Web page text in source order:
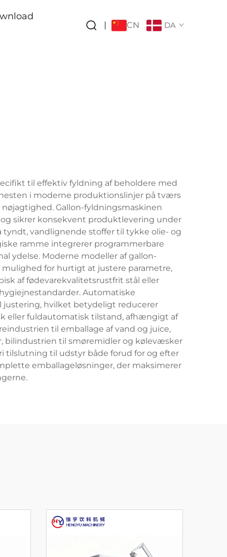
| CN DA
til effektiv fyldning af beholdere med
i moderne produktionslinjer på tværs
Gallon-fyldningsmaskinen
sikrer konsekvent produktlevering under
tyndt, vandlignende stoffer til tykke olie- og
ramme integrerer programmerbare
ydelse. Moderne modeller af gallon-
for hurtigt at justere parametre,
af fødevarekvalitetsrustfrit stål eller
Automatiske
justering, hvilket betydeligt reducerer
eller fuldautomatisk tilstand, afhængigt af
til emballage af vand og juice,
bilindustrien til smøremidler og kølevæsker
tilslutning til udstyr både forud for og efter
emballageløsninger, der maksimerer